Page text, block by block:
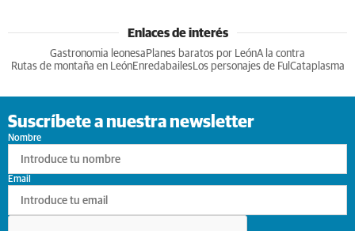
Enlaces de interés
Gastronomia leonesa Planes baratos por LeónA la contra
Rutas de montaña en LeónEnredabailesLos personajes de Ful Cataplasma
Suscríbete a nuestra newsletter
Nombre
Email